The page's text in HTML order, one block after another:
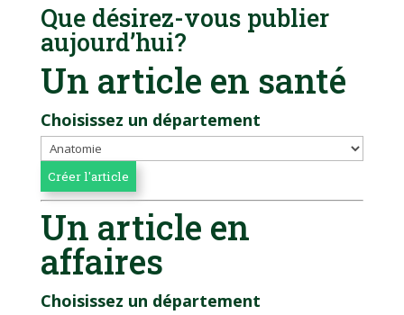
Que désirez-vous publier
aujourd’hui?
Un article en santé
Choisissez un département
Un article en
affaires
Choisissez un département